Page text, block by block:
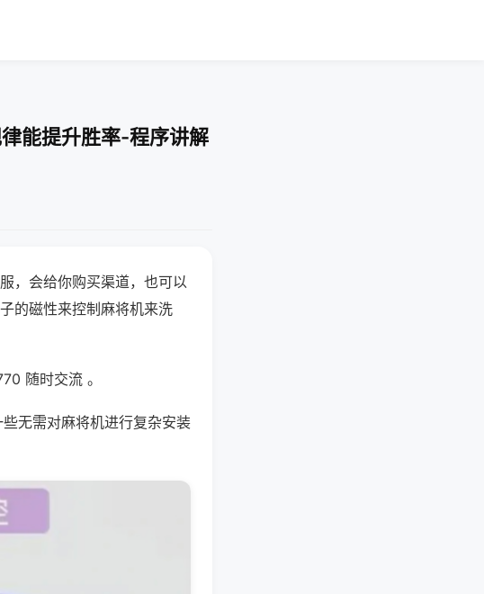
能提升胜率-程序讲解
，会给你购买渠道，也可以
的磁性来控制麻将机来洗
随时交流 。
无需对麻将机进行复杂安装